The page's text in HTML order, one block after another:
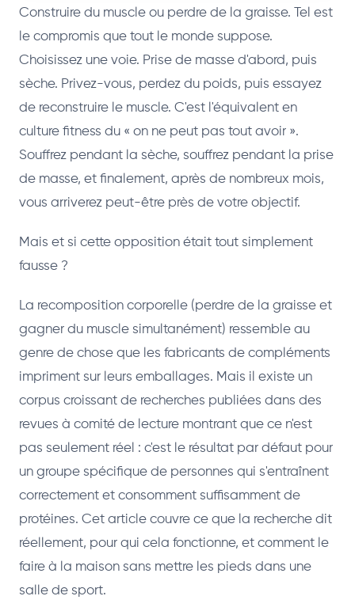
Construire du muscle ou perdre de la graisse. Tel est
le compromis que tout le monde suppose.
Choisissez une voie. Prise de masse d'abord, puis
sèche. Privez-vous, perdez du poids, puis essayez
de reconstruire le muscle. C'est l'équivalent en
culture fitness du « on ne peut pas tout avoir ».
Souffrez pendant la sèche, souffrez pendant la prise
de masse, et finalement, après de nombreux mois,
vous arriverez peut-être près de votre objectif.
Mais et si cette opposition était tout simplement
fausse ?
La recomposition corporelle (perdre de la graisse et
gagner du muscle simultanément) ressemble au
genre de chose que les fabricants de compléments
impriment sur leurs emballages. Mais il existe un
corpus croissant de recherches publiées dans des
revues à comité de lecture montrant que ce n'est
pas seulement réel : c'est le résultat par défaut pour
un groupe spécifique de personnes qui s'entraînent
correctement et consomment suffisamment de
protéines. Cet article couvre ce que la recherche dit
réellement, pour qui cela fonctionne, et comment le
faire à la maison sans mettre les pieds dans une
salle de sport.